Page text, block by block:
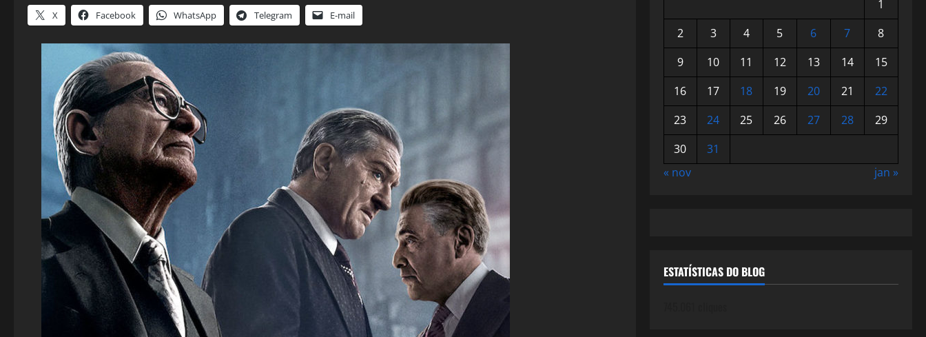
X Facebook WhatsApp Telegram E-mail
1
2
3 4 5 6 7
8
9
10 11 12 13 14
15
16
17 18 19 20 21
22
23
24 25 26 27 28
29
30
31
« nov
jan »
ESTATÍSTICAS DO BLOG